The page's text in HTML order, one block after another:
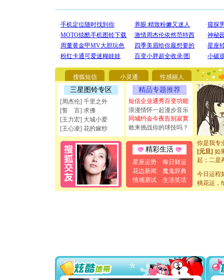
搜狐短信 小灵通 性感丽人
三星图铃专区
[周杰伦] 千里之外
[誓 言] 求佛
[王力宏] 大城小爱
[王心凌] 花的嫁纱
精品专题推荐
短信企业通秀百变功能
浪漫情怀一起漫步音乐
同城约会今夜告别寂寞
敢来挑战你的球技吗？
精彩生活
星座运势
每日财运
花边新闻
魔鬼辞典
情感测试
生活笑话
[圣诞节]
要平安！
[圣诞节]
能正大光
天都要快
[圣诞节]
如意,快
[元旦]看
断电。爱
你是我专
[元旦] 如
起；二是
离。水晶
[元旦]当
泣，这痛
卖了。水
你太多，
要平安
[圣诞节]
今日运程
桃花运，